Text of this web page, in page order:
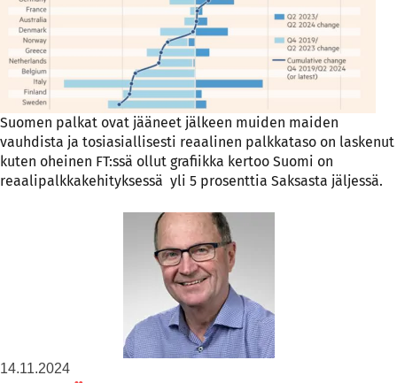
Suomen palkat ovat jääneet jälkeen muiden maiden
vauhdista ja tosiasiallisesti reaalinen palkkataso on laskenut
kuten oheinen FT:ssä ollut grafiikka kertoo Suomi on
reaalipalkkakehityksessä yli 5 prosenttia Saksasta jäljessä.
14.11.2024